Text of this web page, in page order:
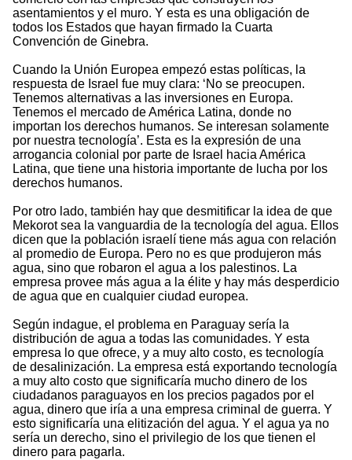
asentamientos y el muro. Y esta es una obligación de
todos los Estados que hayan firmado la Cuarta
Convención de Ginebra.
Cuando la Unión Europea empezó estas políticas, la
respuesta de Israel fue muy clara: ‘No se preocupen.
Tenemos alternativas a las inversiones en Europa.
Tenemos el mercado de América Latina, donde no
importan los derechos humanos. Se interesan solamente
por nuestra tecnología’. Esta es la expresión de una
arrogancia colonial por parte de Israel hacia América
Latina, que tiene una historia importante de lucha por los
derechos humanos.
Por otro lado, también hay que desmitificar la idea de que
Mekorot sea la vanguardia de la tecnología del agua. Ellos
dicen que la población israelí tiene más agua con relación
al promedio de Europa. Pero no es que produjeron más
agua, sino que robaron el agua a los palestinos. La
empresa provee más agua a la élite y hay más desperdicio
de agua que en cualquier ciudad europea.
Según indague, el problema en Paraguay sería la
distribución de agua a todas las comunidades. Y esta
empresa lo que ofrece, y a muy alto costo, es tecnología
de desalinización. La empresa está exportando tecnología
a muy alto costo que significaría mucho dinero de los
ciudadanos paraguayos en los precios pagados por el
agua, dinero que iría a una empresa criminal de guerra. Y
esto significaría una elitización del agua. Y el agua ya no
sería un derecho, sino el privilegio de los que tienen el
dinero para pagarla.